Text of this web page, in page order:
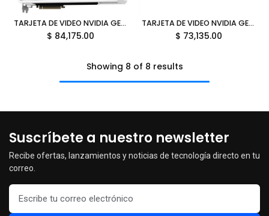
TARJETA DE VIDEO NVIDIA GEFORCE RTX5090 32GB OC GDDR7 ASUS ROG ASTRAL WHITE 90YV0LWA-MVAA00 12M DE GARANTIA
$ 84,175.00
TARJETA DE VIDEO NVIDIA GEFORCE RTX5090 32GB OC GDDR7 MSI VENTUS 3X HDMI DP RTX 5090 32G VENTUS 3X OC 12M DE GARANTIA
$ 73,135.00
Showing 8 of 8 results
Suscríbete a nuestro newsletter
Recibe ofertas, lanzamientos y noticias de tecnología directo en tu
correo.